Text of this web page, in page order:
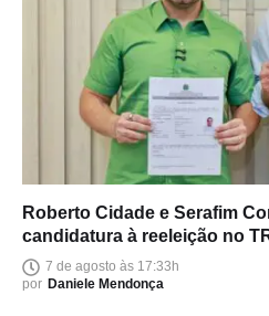
Roberto Cidade e Serafim
candidatura à reeleição no
7 de agosto às 17:33h
por Daniele Mendonça